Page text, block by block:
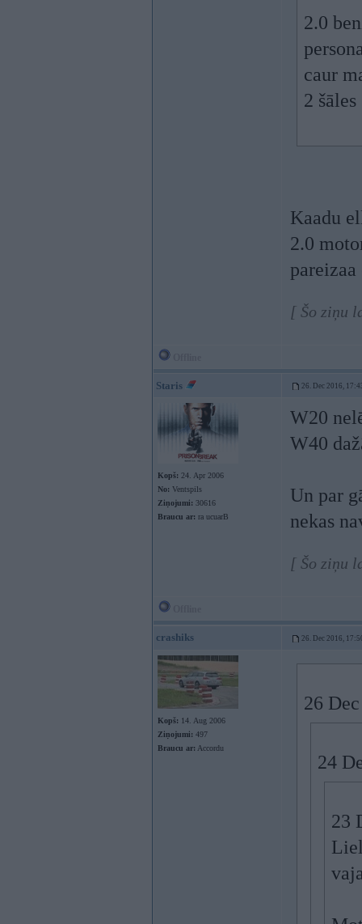
2.0
caur
2
Kaadu
2.0
[ Šo ziņu
Staris 26. Dec 2016,
Kopš: 24. Apr 2006
No: Ventspils
Ziņojumi: 30616
Braucu ar: ra ucuarB
W20
W40
Un par
nekas
[ Šo ziņu
crashiks 26. Dec 2016,
Kopš: 14. Aug 2006
Ziņojumi: 497
Braucu ar: Accordu
26
24
23